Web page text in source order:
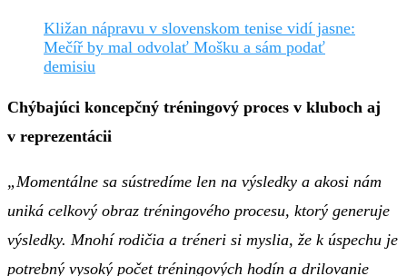
Kližan nápravu v slovenskom tenise vidí jasne:
Mečíř by mal odvolať Mošku a sám podať
demisiu
Chýbajúci koncepčný tréningový proces v kluboch aj
v reprezentácii
„Momentálne sa sústredíme len na výsledky a akosi nám
uniká celkový obraz tréningového procesu, ktorý generuje
výsledky. Mnohí rodičia a tréneri si myslia, že k úspechu je
potrebný vysoký počet tréningových hodín a drilovanie